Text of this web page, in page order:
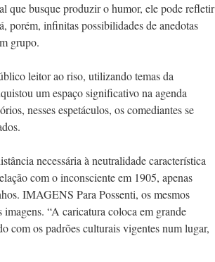
que busque produzir o humor, ele pode refletir
porém, infinitas possibilidades de anedotas
grupo.
leitor ao riso, utilizando temas da
um espaço significativo na agenda
nesses espetáculos, os comediantes se
necessária à neutralidade característica
com o inconsciente em 1905, apenas
IMAGENS Para Possenti, os mesmos
“A caricatura coloca em grande
com os padrões culturais vigentes num lugar,